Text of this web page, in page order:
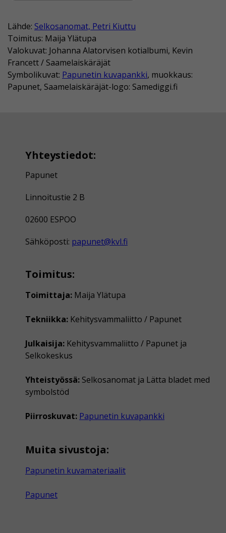
Lähde: Selkosanomat, Petri Kiuttu
Toimitus: Maija Ylätupa
Valokuvat: Johanna Alatorvisen kotialbumi, Kevin
Francett / Saamelaiskäräjät
Symbolikuvat: Papunetin kuvapankki, muokkaus:
Papunet, Saamelaiskäräjät-logo: Samediggi.fi
Yhteystiedot:
Papunet
Linnoitustie 2 B
02600 ESPOO
Sähköposti: papunet@kvl.fi
Toimitus:
Toimittaja: Maija Ylätupa
Tekniikka: Kehitysvammaliitto / Papunet
Julkaisija: Kehitysvammaliitto / Papunet ja
Selkokeskus
Yhteistyössä: Selkosanomat ja Lätta bladet med
symbolstöd
Piirroskuvat: Papunetin kuvapankki
Muita sivustoja:
Papunetin kuvamateriaalit
Papunet